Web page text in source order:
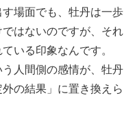
場面でも、牡丹は一歩
はないのですが、それ
いる印象なんです。
う人間側の感情が、牡丹
の結果」に置き換えら